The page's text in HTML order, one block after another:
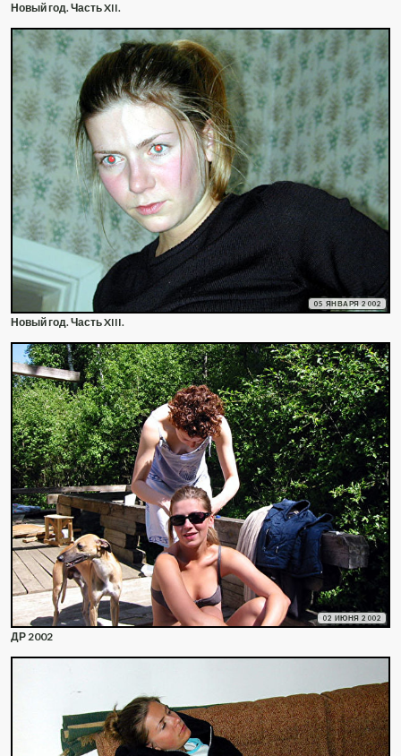
Новый год. Часть XII.
05 ЯНВАРЯ 2002
Новый год. Часть XIII.
02 ИЮНЯ 2002
ДР 2002